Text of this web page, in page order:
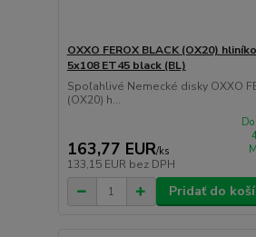
OXXO FEROX BLACK (OX20)
5x108 ET45 black (BL)
Spoľahlivé Nemecké disky OXXO
(OX20) h...
163,77 EUR/ks
133,15 EUR bez DPH
Pridať do